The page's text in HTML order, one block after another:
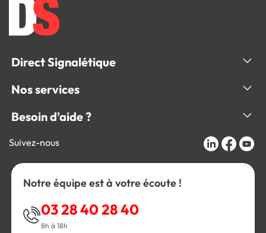
Direct Signalétique
Nos services
Besoin d'aide ?
Suivez-nous
Notre équipe est à votre écoute !
03 28 40 28 40
8h à 18h